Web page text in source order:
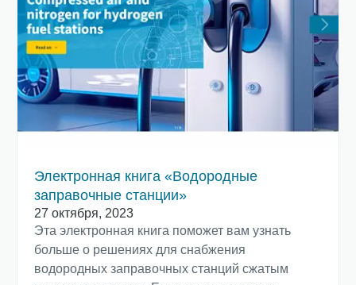
Электронная книга «Водородные
заправочные станции»
27 октября, 2023
Эта электронная книга поможет вам узнать
больше о решениях для снабжения
водородных заправочных станций сжатым